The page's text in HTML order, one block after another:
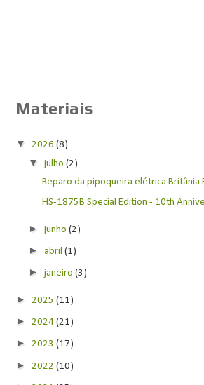
Materiais
▼ 2026(8)
▼julho(2)
Reparo da pipoqueira elétrica Britânia
HS-1875B Special Edition - 10th
►junho(2)
►abril(1)
►janeiro(3)
► 2025(11)
► 2024(21)
► 2023(17)
► 2022(10)